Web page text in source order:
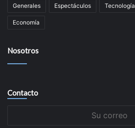
Generales Espectáculos Tecnologí­a
Economí­a
Nosotros
Contacto